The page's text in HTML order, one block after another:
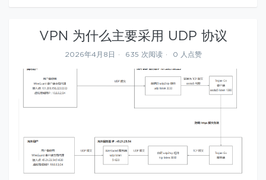
PCDN、HCDN。它们表面…
VPN 为什么主要采用 UDP 协议
2026年4月8日 635 次阅读 0 人点赞